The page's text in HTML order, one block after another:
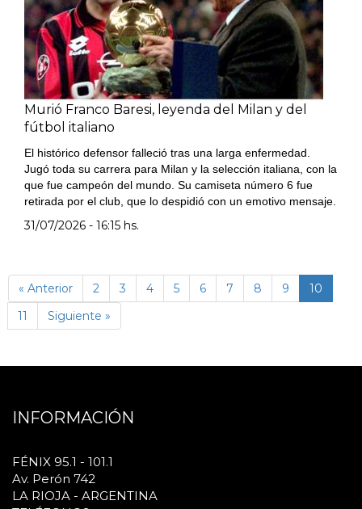
Murió Franco Baresi, leyenda del Milan y del
fútbol italiano
El histórico defensor falleció tras una larga enfermedad.
Jugó toda su carrera para Milan y la selección italiana, con la
que fue campeón del mundo. Su camiseta número 6 fue
retirada por el club, que lo despidió con un emotivo mensaje.
31/07/2026 - 16:15 hs.
« Anterior 2 3 4 5 6 7 8 9 10
actual)
11
Siguiente »
INFORMACIÓN
FÉNIX 95.1 - 101.1
Av. Perón 742
LA RIOJA - ARGENTINA